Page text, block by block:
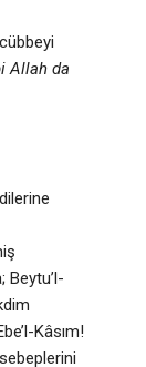
Allah da
Beytu’l-
Kâsım!